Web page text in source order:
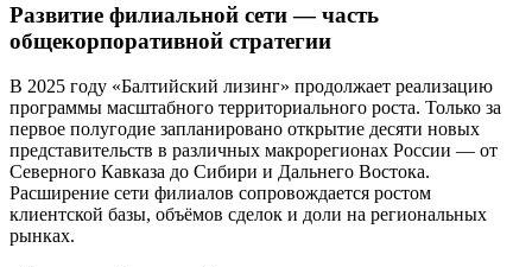
Развитие филиальной сети — часть
общекорпоративной стратегии
В 2025 году «Балтийский лизинг» продолжает реализацию
программы масштабного территориального роста. Только за
первое полугодие запланировано открытие десяти новых
представительств в различных макрорегионах России — от
Северного Кавказа до Сибири и Дальнего Востока.
Расширение сети филиалов сопровождается ростом
клиентской базы, объёмов сделок и доли на региональных
рынках.